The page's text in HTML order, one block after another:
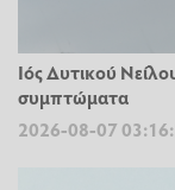
Ιός Δυτικού
συμπτώματα
2026-08-07